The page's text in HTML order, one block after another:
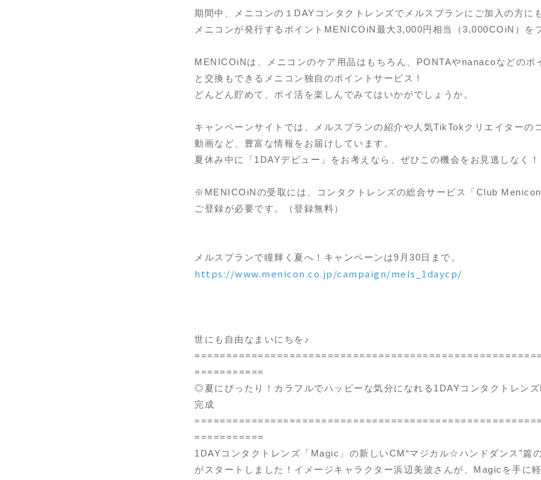
期間中、メニコンの１DAYコンタクトレンズでメルスプランにご加入の方に
メニコンが発行するポイントMENICOiN最大3,000円相当（3,000COiN）を
MENICOiNは、メニコンのケア用品はもちろん、PONTAやnanacoなどのポ
と交換もできるメニコン独自のポイントサービス！
どんどん貯めて、ポイ活を楽しんでみてはいかがでしょうか。
キャンペーンサイトでは、メルスプランの紹介や人気TikTokクリエイターの
動画など、豊富な情報をお届けしています。
夏休み中に「1DAYデビュー」をお考えなら、ぜひこの機会をお見逃しなく！
※MENICOiNの受取には、コンタクトレンズの総合サービス「Club
ご登録が必要です。（登録無料）
メルスプランで瞳輝く夏へ！キャンペーンは9月30日まで。
https://www.menicon.co.jp/campaign/mels_1daycp/
世にも自由なまいにちを♪
===========
◎夏にぴったり！カラフルでハッピーな気分になれる1DAYコンタクトレンズ
完成
===========
1DAYコンタクトレンズ「Magic」の新しいCM“マジカル☆ハンドダンス”篇
がスタートしました！イメージキャラクター浜辺美波さんが、Magicを手に